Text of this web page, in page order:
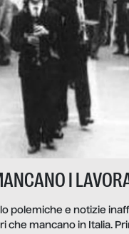
I
polemiche e notizie
che mancano in Italia.